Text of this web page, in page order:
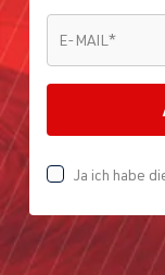
E-MAIL *
Ja ich habe